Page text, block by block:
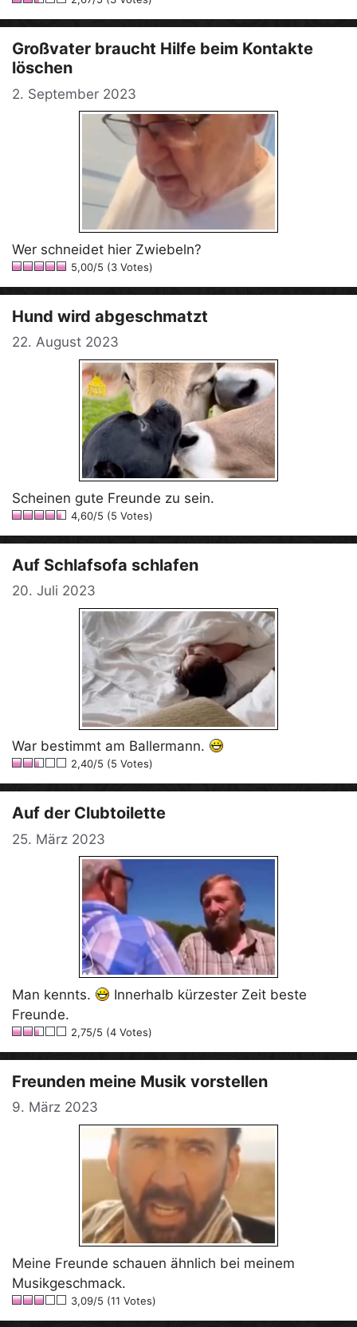
Großvater braucht Hilfe beim Kontakte
löschen
2. September 2023
Wer schneidet hier Zwiebeln?
5,00/5 (3 Votes)
Hund wird abgeschmatzt
22. August 2023
Scheinen gute Freunde zu sein.
4,60/5 (5 Votes)
Auf Schlafsofa schlafen
20. Juli 2023
War bestimmt am Ballermann.
2,40/5 (5 Votes)
Auf der Clubtoilette
25. März 2023
Man kennts.
Innerhalb kürzester Zeit beste
Freunde.
2,75/5 (4 Votes)
Freunden meine Musik vorstellen
9. März 2023
Meine Freunde schauen ähnlich bei meinem
Musikgeschmack.
3,09/5 (11 Votes)